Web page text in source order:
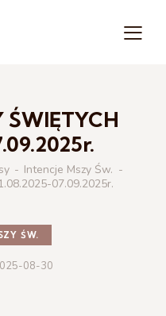
ŚWIĘTYCH
Intencje Mszy Św.
07.09.2025r.
ŚW.
08-30